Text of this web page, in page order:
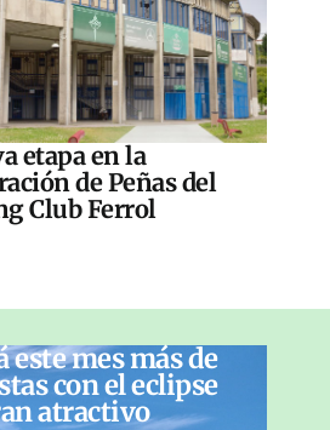
etapa en la
de Peñas del
Club Ferrol
mes más de
con el eclipse
atractivo